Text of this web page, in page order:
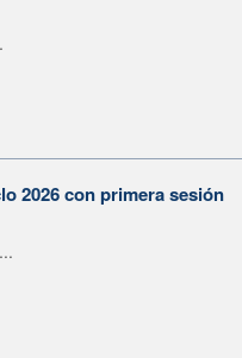
2026 con primera sesión